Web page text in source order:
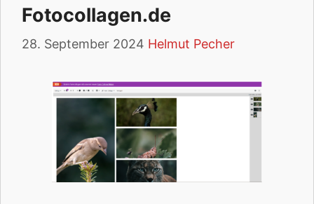
Fotocollagen.de
28. September 2024 Helmut Pecher